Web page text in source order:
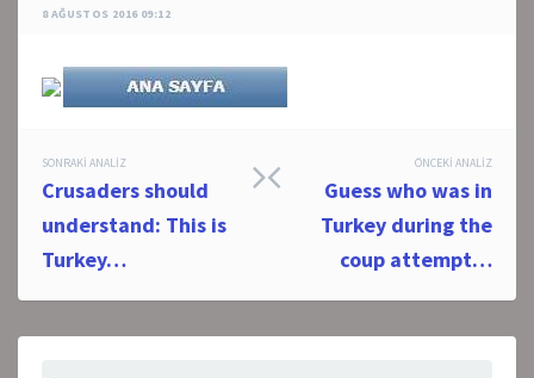
8 AĞUSTOS 2016 09:12
Post
navigation
ÖNCEKI ANALIZ
Guess who was in
Turkey during the
coup attempt…
SONRAKI ANALIZ
Crusaders should
understand: This is
Turkey…